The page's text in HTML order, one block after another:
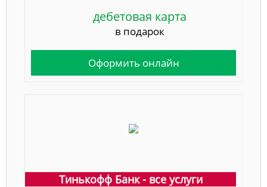
дебетовая карта
в подарок
Оформить онлайн
Тинькофф Банк - все услуги